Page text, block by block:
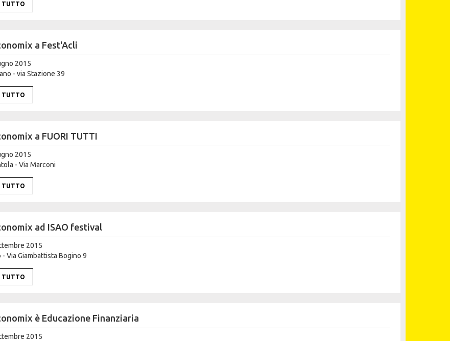
TUTTO
a Fest'Acli
2015
- via Stazione 39
TUTTO
a FUORI TUTTI
2015
- Via Marconi
TUTTO
ad ISAO festival
2015
Via Giambattista Bogino 9
TUTTO
è Educazione Finanziaria
2015